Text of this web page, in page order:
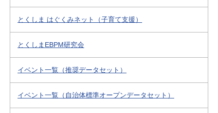
とくしま はぐくみネット（子育て支援）
とくしまEBPM研究会
イベント一覧（推奨データセット）
イベント一覧（自治体標準オープンデータセット）